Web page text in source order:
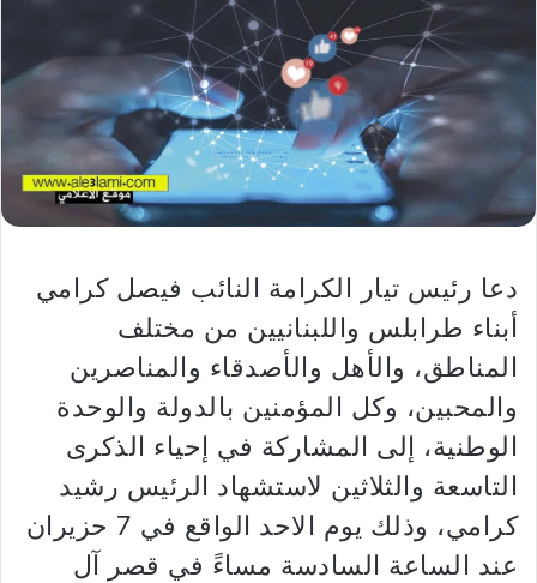
دعا رئيس تيار الكرامة النائب فيصل كرامي
أبناء طرابلس واللبنانيين من مختلف
المناطق، والأهل والأصدقاء والمناصرين
والمحبين، وكل المؤمنين بالدولة والوحدة
الوطنية، إلى المشاركة في إحياء الذكرى
التاسعة والثلاثين لاستشهاد الرئيس رشيد
كرامي، وذلك يوم الاحد الواقع في 7 حزيران
عند الساعة السادسة مساءً في قصر آل